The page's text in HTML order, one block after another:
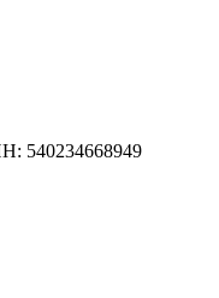
540234668949